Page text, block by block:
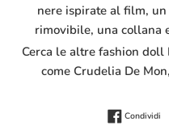
nere ispirate al film,
rimovibile, una collana
Cerca le altre fashion
come Crudelia De
Condividi